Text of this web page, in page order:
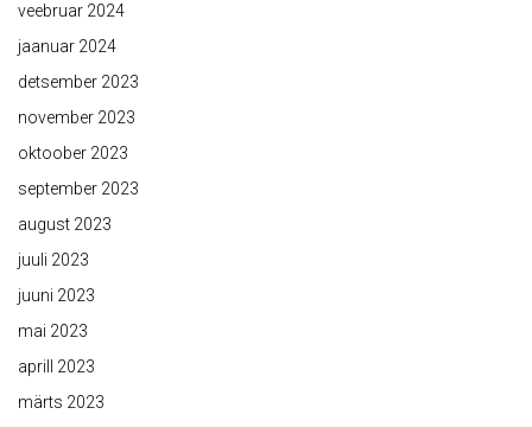
veebruar 2024
jaanuar 2024
detsember 2023
november 2023
oktoober 2023
september 2023
august 2023
juuli 2023
juuni 2023
mai 2023
aprill 2023
märts 2023